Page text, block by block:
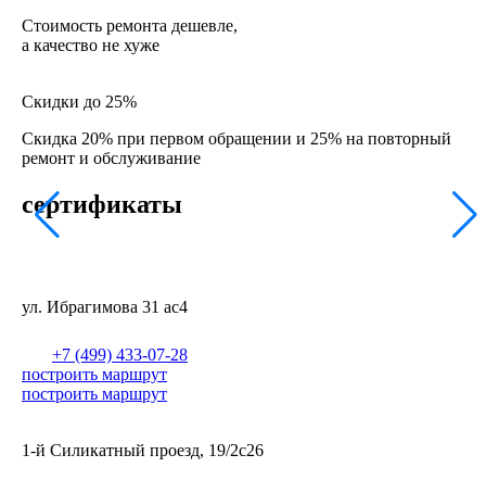
Стоимость ремонта дешевле,
а качество не хуже
Скидки до 25%
Скидка 20% при первом обращении и 25% на повторный
ремонт и обслуживание
сертификаты
ул. Ибрагимова 31 ас4
+7 (499) 433-07-28
построить маршрут
построить маршрут
1-й Силикатный проезд, 19/2с26